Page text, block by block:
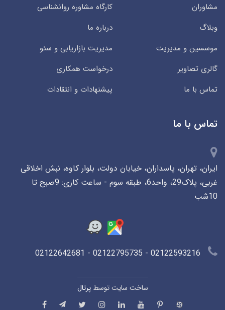
مشاوران
کارگاه مشاوره روانشناسی
وبلاگ
درباره ما
موسسین و مدیریت
مدیریت بازاریابی و سئو
گالری تصاویر
درخواست همکاری
تماس با ما
پیشنهادات و انتقادات
تماس با ما
ایران، تهران، پاسداران، خیابان دولت، بلوار کاوه، نبش اخلاقی
غربی، پلاک29، واحد6، طبقه سوم - ساعت کاری: 9صبح تا
10شب
ساخت سایت توسطپرتال